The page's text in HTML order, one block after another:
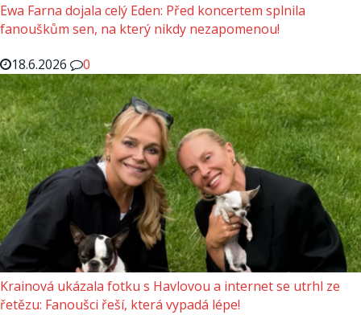
Ewa Farna dojala celý Eden: Před koncertem splnila
fanouškům sen, na který nikdy nezapomenou!
18.6.2026
0
Krainová ukázala fotku s Havlovou a internet se utrhl ze
řetězu: Fanoušci řeší, která vypadá lépe!